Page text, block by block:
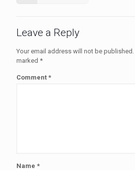
Leave a Reply
Your email address will not be published.
marked *
Comment *
Name *